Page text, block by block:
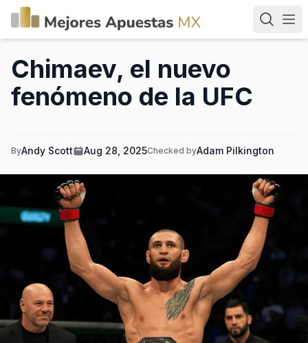
Chimaev, el nuevo
fenómeno de la UFC
ByAndy Scott Aug 28, 2025Checked byAdam Pilkington